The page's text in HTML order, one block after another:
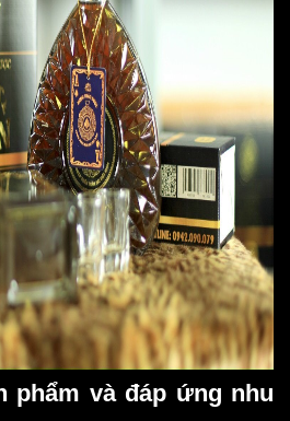
và đáp ứng nhu